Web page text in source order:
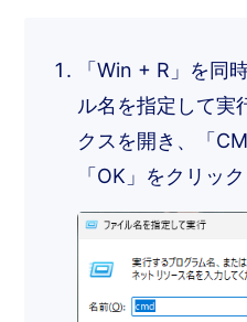
「Win + R」を同
ル名を指定して実
クスを開き、「
「OK」をクリック